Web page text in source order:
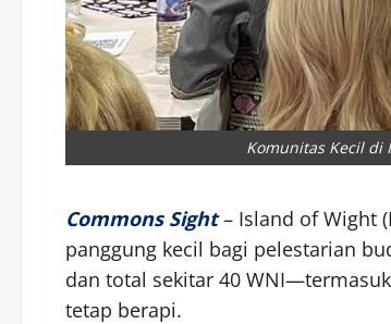
Komunitas Kecil di
Commons Sight– Island of Wight
panggung kecil bagi pelestarian
dan total sekitar 40
tetap berapi.